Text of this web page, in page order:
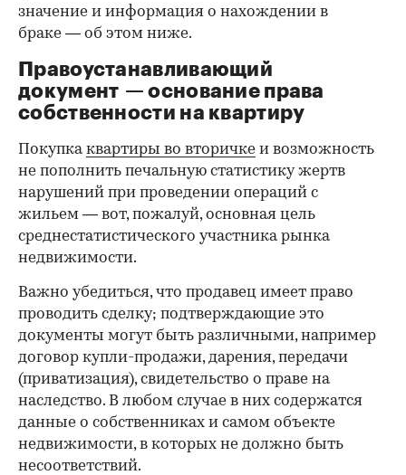
00:00 / 00:00
значение и информация о нахождении в
браке — об этом ниже.
Правоустанавливающий
документ — основание права
собственности на квартиру
Покупкаквартиры во вторичке и возможность
не пополнить печальную статистику жертв
нарушений при проведении операций с
жильем — вот, пожалуй, основная цель
среднестатистического участника рынка
недвижимости.
Важно убедиться, что продавец имеет право
проводить сделку; подтверждающие это
документы могут быть различными, например
договор купли-продажи, дарения, передачи
(приватизация), свидетельство о праве на
наследство. В любом случае в них содержатся
данные о собственниках и самом объекте
недвижимости, в которых не должно быть
несоответствий.